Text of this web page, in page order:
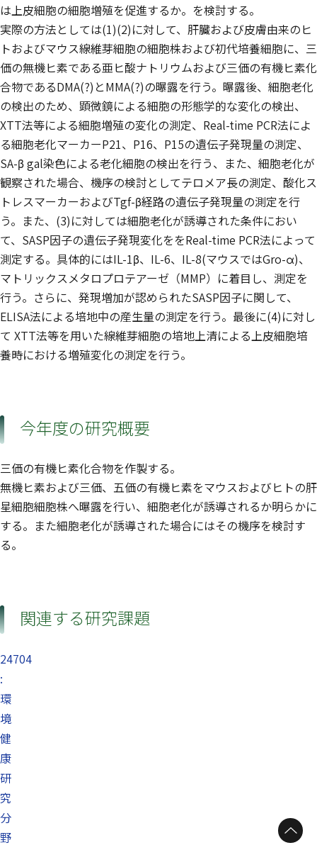
は上皮細胞の細胞増殖を促進するか。を検討する。
実際の方法としては(1)(2)に対して、肝臓および皮膚由来のヒ
トおよびマウス線維芽細胞の細胞株および初代培養細胞に、三
価の無機ヒ素である亜ヒ酸ナトリウムおよび三価の有機ヒ素化
合物であるDMA(?)とMMA(?)の曝露を行う。曝露後、細胞老化
の検出のため、顕微鏡による細胞の形態学的な変化の検出、
XTT法等による細胞増殖の変化の測定、Real-time PCR法によ
る細胞老化マーカーP21、P16、P15の遺伝子発現量の測定、
SA-β gal染色による老化細胞の検出を行う、また、細胞老化が
観察された場合、機序の検討としてテロメア長の測定、酸化ス
トレスマーカーおよびTgf-β経路の遺伝子発現量の測定を行
う。また、(3)に対しては細胞老化が誘導された条件におい
て、SASP因子の遺伝子発現変化ををReal-time PCR法によって
測定する。具体的にはIL-1β、IL-6、IL-8(マウスではGro-α)、
マトリックスメタロプロテアーゼ（MMP）に着目し、測定を
行う。さらに、発現増加が認められたSASP因子に関して、
ELISA法による培地中の産生量の測定を行う。最後に(4)に対し
て XTT法等を用いた線維芽細胞の培地上清による上皮細胞培
養時における増殖変化の測定を行う。
今年度の研究概要
三価の有機ヒ素化合物を作製する。
無機ヒ素および三価、五価の有機ヒ素をマウスおよびヒトの肝
星細胞細胞株へ曝露を行い、細胞老化が誘導されるか明らかに
する。また細胞老化が誘導された場合にはその機序を検討す
る。
関連する研究課題
24704
:
環
境
健
康
研
究
分
野